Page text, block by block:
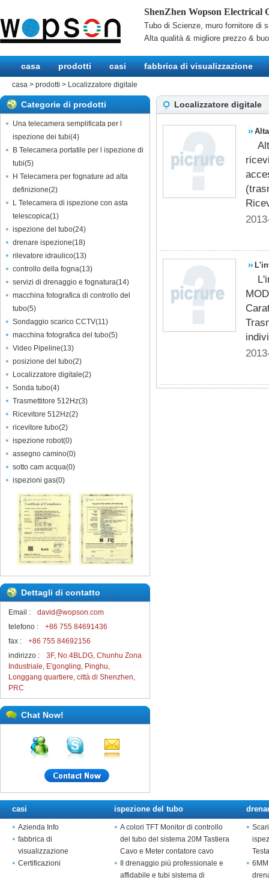
ShenZhen Wopson Electrical
Tubo di Scienze, muro fornitore di
Alta qualità & migliore prezzo &
casa prodotti casi fabbrica di visualizzazione
casa > prodotti > Localizzatore digitale
Categorie di prodotti
Una telecamera semplificata per l
ispezione dei tubi(4)
B Telecamera portatile per l ispezione di
tubi(5)
H Telecamera per fognature ad alta
definizione(2)
L Telecamera di ispezione con asta
telescopica(1)
ispezione del tubo(24)
drenare ispezione(18)
rilevatore idraulico(13)
controllo della fogna(13)
servizi di drenaggio e fognatura(14)
macchina fotografica di controllo del
tubo(5)
Sondaggio scarico CCTV(11)
macchina fotografica del tubo(5)
Video Pipeline(13)
posizione del tubo(2)
Localizzatore digitale(2)
Sonda tubo(4)
Trasmettitore 512Hz(3)
Ricevitore 512Hz(2)
ricevitore tubo(2)
ispezione robot(0)
assegno camino(0)
sotto cam acqua(0)
ispezioni gas(0)
Dettagli di contatto
Email :
david@wopson.com
telefono :
+86 755 84691436
fax :
+86 755 84692156
indirizzo :
3F, No.4BLDG, Chunhu Zona
Industriale, E'gongling, Pinghu,
Longgang quartiere, città di Shenzhen,
PRC
Chat Now!
Localizzatore digitale
casi
Azienda Info
fabbrica di
visualizzazione
Certificazioni
ispezione del tubo
A colori TFT Monitor di controllo
del tubo del sistema 20M Tastiera
Cavo e Meter contatore cavo
Il drenaggio più professionale e
affidabile e tubi sistema di
Testa